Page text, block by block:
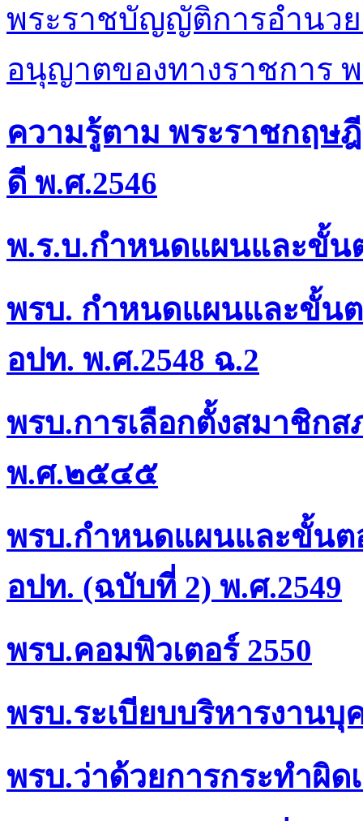
พระราชบัญญัติการอำนว
อนุญาตของทางราชการ
ความรู้ตาม พระราชกฤษ
ดี พ.ศ.2546
พ.ร.บ.กำหนดแผนและขั้น
พรบ. กำหนดแผนและขั้น
อปท. พ.ศ.2548 ฉ.2
พรบ.การเลือกตั้งสมาชิก
พ.ศ.๒๕๔๕
พรบ.กำหนดแผนและขั้นต
อปท. (ฉบับที่ 2) พ.ศ.2549
พรบ.คอมพิวเตอร์ 2550
พรบ.ระเบียบบริหารงานบุ
พรบ.ว่าด้วยการกระทำผิด